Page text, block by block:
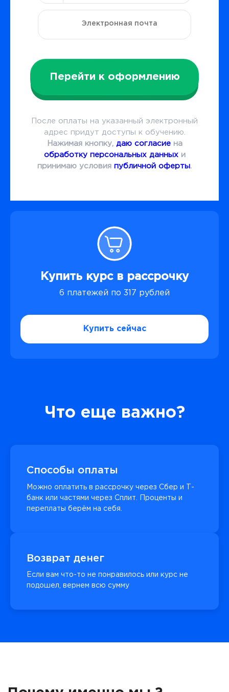
Перейти к оформлению
После оплаты на указанный электронный
адрес придут доступы к обучению.
Нажимая кнопку, даю согласиена
обработку персональных данныхи
принимаю условия публичной оферты.
Купить курс в рассрочку
6 платежей по 317 рублей
Купить сейчас
Что еще важно?
Способы оплаты
Можно оплатить в рассрочку через Сбер и Т-
банк или частями через Сплит. Проценты и
переплаты берём на себя.
Возврат денег
Если вам что-то не понравилось или курс не
подошел, вернем всю сумму